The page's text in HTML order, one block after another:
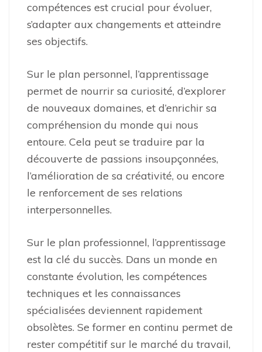
compétences est crucial pour évoluer,
s’adapter aux changements et atteindre
ses objectifs.
Sur le plan personnel, l’apprentissage
permet de nourrir sa curiosité, d’explorer
de nouveaux domaines, et d’enrichir sa
compréhension du monde qui nous
entoure. Cela peut se traduire par la
découverte de passions insoupçonnées,
l’amélioration de sa créativité, ou encore
le renforcement de ses relations
interpersonnelles.
Sur le plan professionnel, l’apprentissage
est la clé du succès. Dans un monde en
constante évolution, les compétences
techniques et les connaissances
spécialisées deviennent rapidement
obsolètes. Se former en continu permet de
rester compétitif sur le marché du travail,